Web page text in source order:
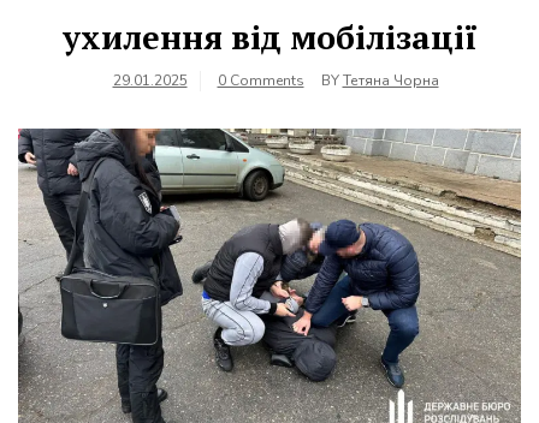
ухилення від мобілізації
29.01.2025 0 Comments BYТетяна Чорна